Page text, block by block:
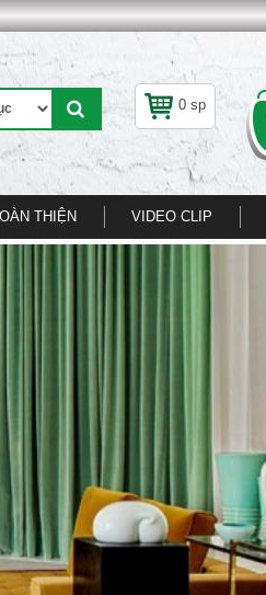
0 sp
THIỆN VIDEO CLIP